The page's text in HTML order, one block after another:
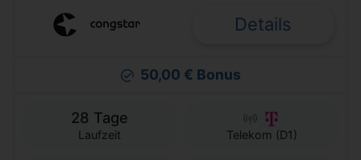
Details
50,00 € Bonus
28 Tage
Laufzeit Telekom (D1)